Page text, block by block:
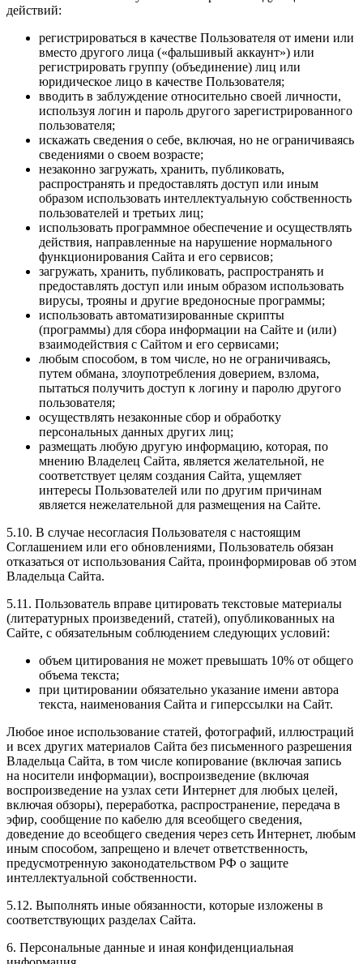
действий:
регистрироваться в качестве Пользователя от имени или
вместо другого лица («фальшивый аккаунт») или
регистрировать группу (объединение) лиц или
юридическое лицо в качестве Пользователя;
вводить в заблуждение относительно своей личности,
используя логин и пароль другого зарегистрированного
пользователя;
искажать сведения о себе, включая, но не ограничиваясь
сведениями о своем возрасте;
незаконно загружать, хранить, публиковать,
распространять и предоставлять доступ или иным
образом использовать интеллектуальную собственность
пользователей и третьих лиц;
использовать программное обеспечение и осуществлять
действия, направленные на нарушение нормального
функционирования Сайта и его сервисов;
загружать, хранить, публиковать, распространять и
предоставлять доступ или иным образом использовать
вирусы, трояны и другие вредоносные программы;
использовать автоматизированные скрипты
(программы) для сбора информации на Сайте и (или)
взаимодействия с Сайтом и его сервисами;
любым способом, в том числе, но не ограничиваясь,
путем обмана, злоупотребления доверием, взлома,
пытаться получить доступ к логину и паролю другого
пользователя;
осуществлять незаконные сбор и обработку
персональных данных других лиц;
размещать любую другую информацию, которая, по
мнению Владелец Сайта, является желательной, не
соответствует целям создания Сайта, ущемляет
интересы Пользователей или по другим причинам
является нежелательной для размещения на Сайте.
5.10. В случае несогласия Пользователя с настоящим
Соглашением или его обновлениями, Пользователь обязан
отказаться от использования Сайта, проинформировав об этом
Владельца Сайта.
5.11. Пользователь вправе цитировать текстовые материалы
(литературных произведений, статей), опубликованных на
Сайте, с обязательным соблюдением следующих условий:
объем цитирования не может превышать 10% от общего
объема текста;
при цитировании обязательно указание имени автора
текста, наименования Сайта и гиперссылки на Сайт.
Любое иное использование статей, фотографий, иллюстраций
и всех других материалов Сайта без письменного разрешения
Владельца Сайта, в том числе копирование (включая запись
на носители информации), воспроизведение (включая
воспроизведение на узлах сети Интернет для любых целей,
включая обзоры), переработка, распространение, передача в
эфир, сообщение по кабелю для всеобщего сведения,
доведение до всеобщего сведения через сеть Интернет, любым
иным способом, запрещено и влечет ответственность,
предусмотренную законодательством РФ о защите
интеллектуальной собственности.
5.12. Выполнять иные обязанности, которые изложены в
соответствующих разделах Сайта.
6. Персональные данные и иная конфиденциальная